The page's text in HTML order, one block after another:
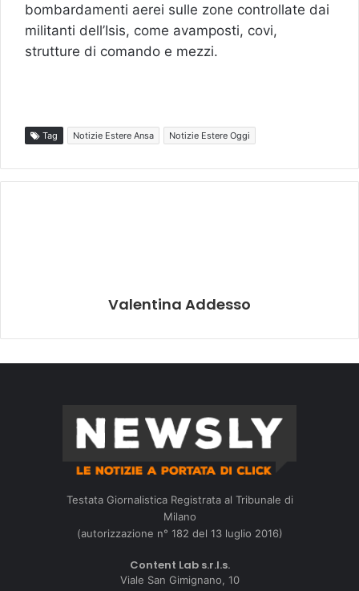
bombardamenti aerei sulle zone controllate dai
militanti dell’Isis, come avamposti, covi,
strutture di comando e mezzi.
Tag Notizie Estere Ansa Notizie Estere Oggi
Valentina Addesso
Testata Giornalistica Registrata al Tribunale di
Milano
(autorizzazione n° 182 del 13 luglio 2016)
Content Lab s.r.l.s.
Viale San Gimignano, 10